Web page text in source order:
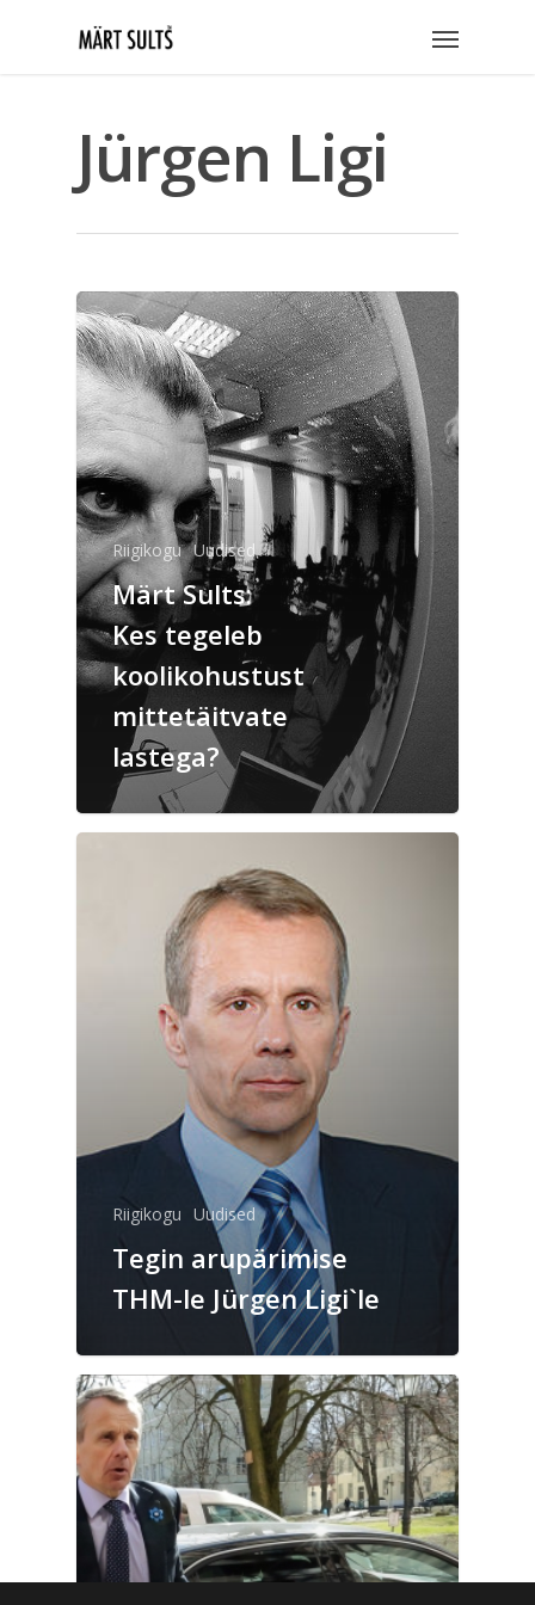
Jürgen Ligi
Riigikogu Uudised
Märt Sults:
Kes tegeleb
koolikohustust
mittetäitvate
lastega?
Riigikogu Uudised
Tegin arupärimise
THM-le Jürgen Ligi`le